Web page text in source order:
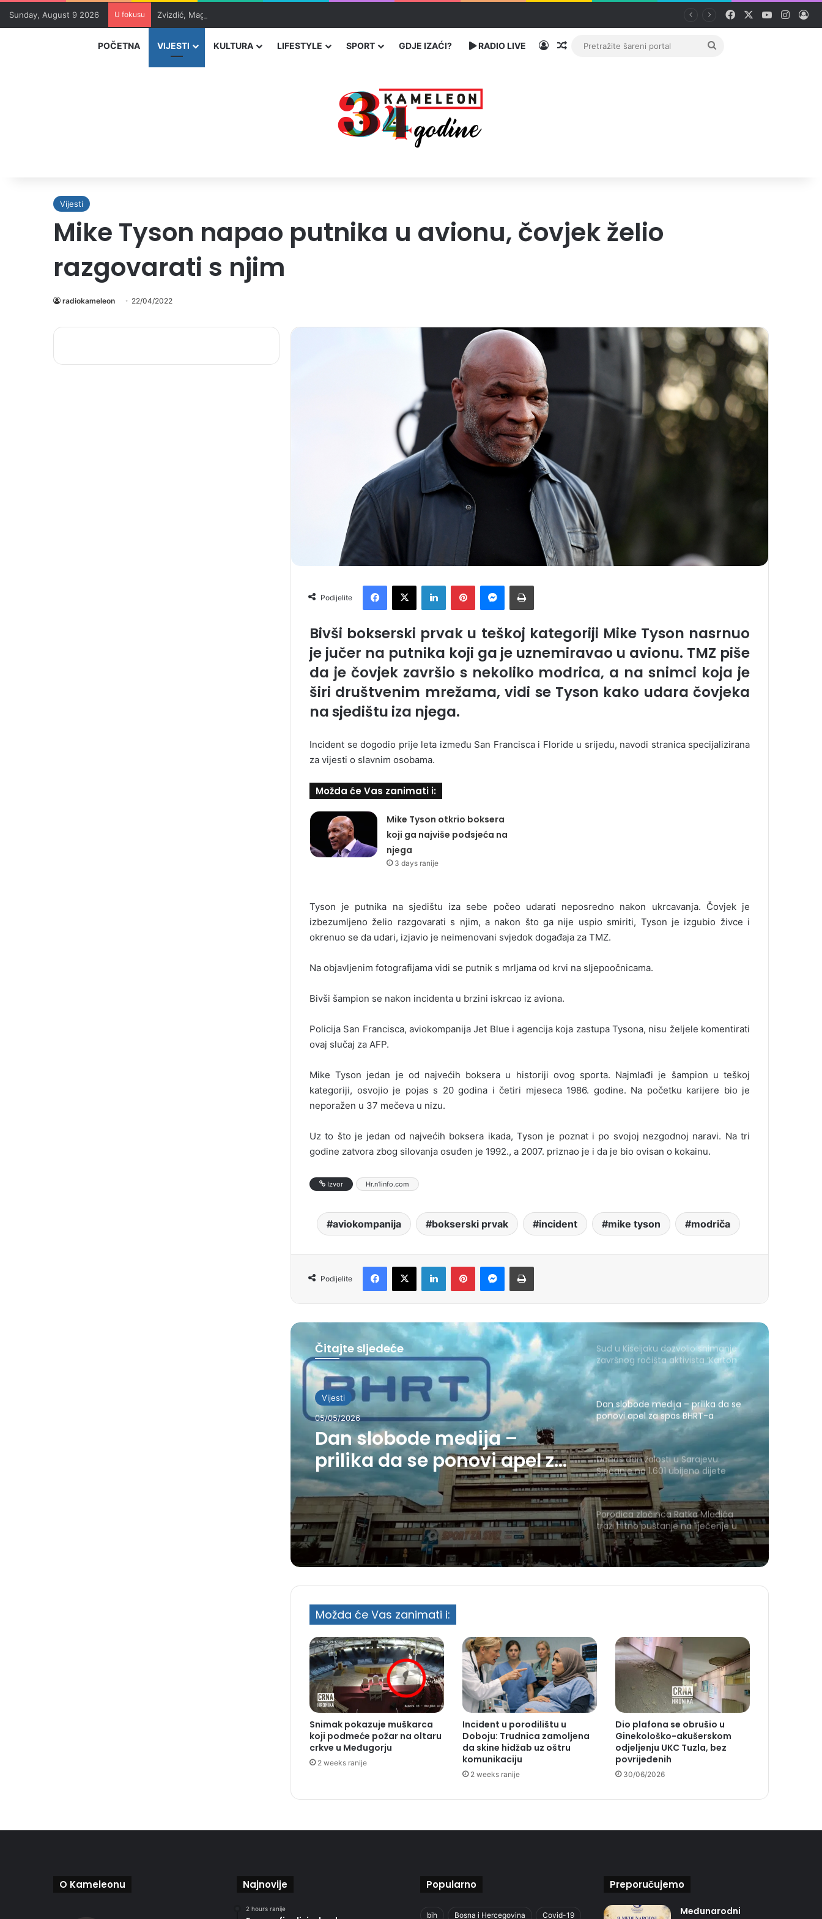
Sunday, August 9 2026 U fokusu Zvizdić, Magazinović i Kojović traže poseban status za Memorijalni centar Srebrenica Facebook YouTube
POČETNA VIJESTI KULTURA LIFESTYLE SPORT GDJE IZAĆI? RADIO LIVE PrijavaRandom članak
Pretražite
Vijesti
Mike Tyson napao putnika u avionu, čovjek želio
razgovarati s njim
radiokameleon 22/04/2022
Podijelite
Bivši bokserski prvak u teškoj kategoriji Mike Tyson nasrnuo
je jučer na putnika koji ga je uznemiravao u avionu. TMZ piše
da je čovjek završio s nekoliko modrica, a na snimci koja je
širi društvenim mrežama, vidi se Tyson kako udara čovjeka
na sjedištu iza njega.
Incident se dogodio prije leta između San Francisca i Floride u srijedu, navodi stranica specijalizirana
za vijesti o slavnim osobama.
Možda će Vas zanimati i:
Mike Tyson otkrio boksera
koji ga najviše podsjeća na
njega
3 days ranije
Tyson je putnika na sjedištu iza sebe počeo udarati neposredno nakon ukrcavanja. Čovjek je
izbezumljeno želio razgovarati s njim, a nakon što ga nije uspio smiriti, Tyson je izgubio živce i
okrenuo se da udari, izjavio je neimenovani svjedok događaja za TMZ.
Na objavljenim fotografijama vidi se putnik s mrljama od krvi na sljepoočnicama.
Bivši šampion se nakon incidenta u brzini iskrcao iz aviona.
Policija San Francisca, aviokompanija Jet Blue i agencija koja zastupa Tysona, nisu željele komentirati
ovaj slučaj za AFP.
Mike Tyson jedan je od najvećih boksera u historiji ovog sporta. Najmlađi je šampion u teškoj
kategoriji, osvojio je pojas s 20 godina i četiri mjeseca 1986. godine. Na početku karijere bio je
neporažen u 37 mečeva u nizu.
Uz to što je jedan od najvećih boksera ikada, Tyson je poznat i po svojoj nezgodnoj naravi. Na tri
godine zatvora zbog silovanja osuđen je 1992., a 2007. priznao je i da je bio ovisan o kokainu.
Izvor Hr.n1info.com
aviokompanija bokserski prvak incident mike tyson modriča
Podijelite
Čitajte sljedeće
Vijesti
05/05/2026
Dan slobode medija –
prilika da se ponovi apel za
spas BHRT-a
Sud u Kiseljaku dozvolio snimanje
završnog ročišta aktivista ‘Karton
revolucije’
Dan slobode medija – prilika da se
ponovi apel za spas BHRT-a
Danas dan žalosti u Sarajevu:
Sjećanje na 1.601 ubijeno dijete
Porodica zločinca Ratka Mladića
traži hitno puštanje na liječenje u
Srbiju
Možda će Vas zanimati i:
Snimak pokazuje muškarca
koji podmeće požar na oltaru
crkve u Međugorju
2 weeks ranije
Incident u porodilištu u
Doboju: Trudnica zamoljena
da skine hidžab uz oštru
komunikaciju
2 weeks ranije
Dio plafona se obrušio u
Ginekološko-akušerskom
odjeljenju UKC Tuzla, bez
povrijeđenih
30/06/2026
O Kameleonu Najnovije
2 hours ranije
Popularno
bih Bosna i Hercegovina Covid-19
Preporučujemo
Međunarodni